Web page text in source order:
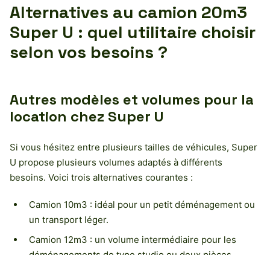
Alternatives au camion 20m3
Super U : quel utilitaire choisir
selon vos besoins ?
Autres modèles et volumes pour la
location chez Super U
Si vous hésitez entre plusieurs tailles de véhicules, Super
U propose plusieurs volumes adaptés à différents
besoins. Voici trois alternatives courantes :
Camion 10m3 : idéal pour un petit déménagement ou
un transport léger.
Camion 12m3 : un volume intermédiaire pour les